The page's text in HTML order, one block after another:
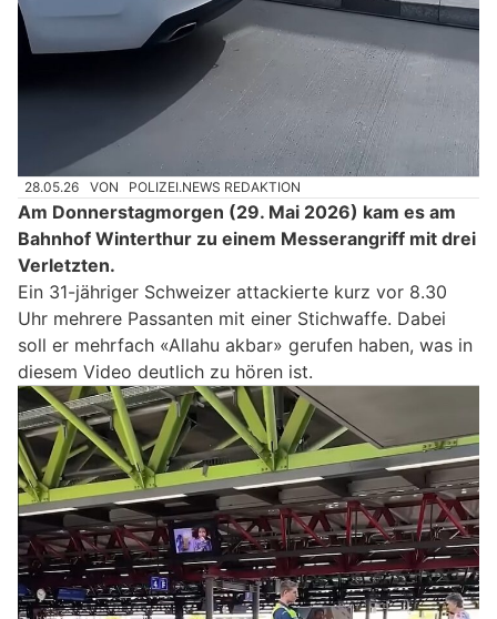
28.05.26 VON POLIZEI.NEWS REDAKTION
Am Donnerstagmorgen (29. Mai 2026) kam es am
Bahnhof Winterthur zu einem Messerangriff mit drei
Verletzten.
Ein 31-jähriger Schweizer attackierte kurz vor 8.30
Uhr mehrere Passanten mit einer Stichwaffe. Dabei
soll er mehrfach «Allahu akbar» gerufen haben, was in
diesem Video deutlich zu hören ist.